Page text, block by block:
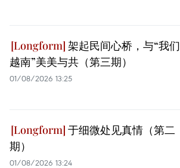
架起民间心桥，与“我们
越南”美美与共（第三期）
01/08/2026 13:25
于细微处见真情（第二
期）
01/08/2026 13:24